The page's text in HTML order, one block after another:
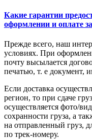
Какие гарантии
оформлении и оплате
Прежде всего, наш
условиях. При
почту высылается
печатью, т. е
Если доставка
регион, то при сдаче
осуществляется фото/
сохранности груза, а
на отправленный груз,
по трек-номеру.